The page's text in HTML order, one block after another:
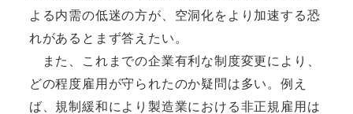
よる内需の低迷の方が、空洞化をより加速する恐
れがあるとまず答えたい。
また、これまでの企業有利な制度変更により、
どの程度雇用が守られたのか疑問は多い。例え
ば、規制緩和により製造業における非正規雇用は